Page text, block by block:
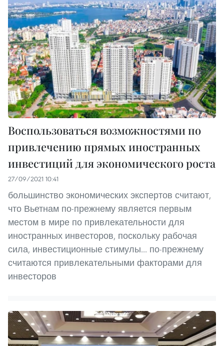
Воспользоваться возможностями по
привлечению прямых иностранных
инвестиций для экономического роста
27/09/2021 10:41
большинство экономических экспертов считают,
что Вьетнам по-прежнему является первым
местом в мире по привлекательности для
иностранных инвесторов, поскольку рабочая
сила, инвестиционные стимулы... по-прежнему
считаются привлекательными факторами для
инвесторов